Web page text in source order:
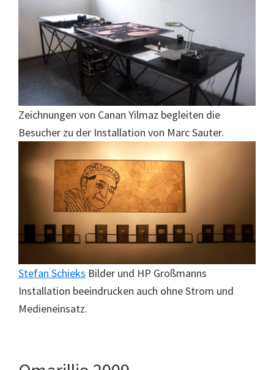
Zeichnungen von Canan Yilmaz begleiten die
Besucher zu der Installation von Marc Sauter.
Stefan Schieks Bilder und HP Großmanns
Installation beeindrucken auch ohne Strom und
Medieneinsatz.